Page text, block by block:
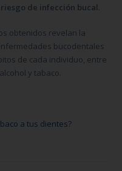
de infección bucal.
obtenidos revelan la
bucodentales
de cada individuo, entre
y tabaco.
a tus dientes?